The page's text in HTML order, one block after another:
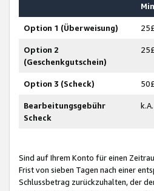
Option 1 (Überweisung) 25£
Option 2
(Geschenkgutschein)
25£
Option 3 (Scheck) 50£
Bearbeitungsgebühr
Scheck
k.A.
Sind auf Ihrem Konto für einen
Frist von sieben Tagen nach einer
Schlussbetrag zurückzuhalten, der